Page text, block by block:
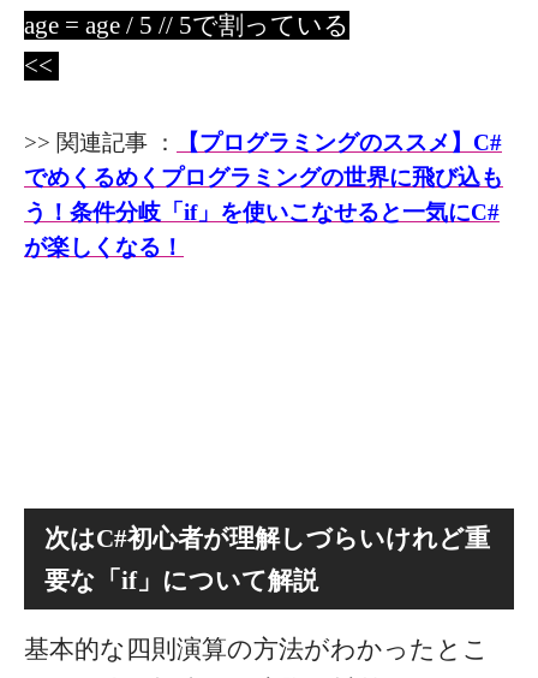
age = age / 5 // 5で割っている
<<
>> 関連記事 ：
【プログラミングのススメ】C#
でめくるめくプログラミングの世界に飛び込も
う！条件分岐「if」を使いこなせると一気にC#
が楽しくなる！
次はC#初心者が理解しづらいけれど重
要な「if」について解説
基本的な四則演算の方法がわかったとこ